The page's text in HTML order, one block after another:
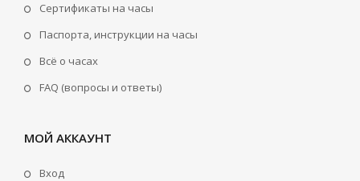
Сертификаты на часы
Паспорта, инструкции на часы
Всё о часах
FAQ (вопросы и ответы)
МОЙ АККАУНТ
Вход